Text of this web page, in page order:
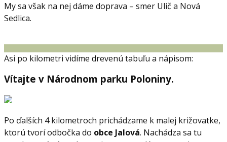
My sa však na nej dáme doprava – smer Ulič a Nová
Sedlica.
Asi po kilometri vidíme drevenú tabuľu a nápisom:
Vítajte v Národnom parku Poloniny.
Po ďalších 4 kilometroch prichádzame k malej križovatke,
ktorú tvorí odbočka do obce Jalová. Nachádza sa tu